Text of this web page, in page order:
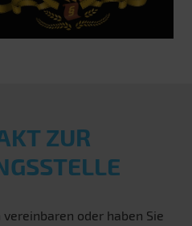
ZUR
oder haben Sie